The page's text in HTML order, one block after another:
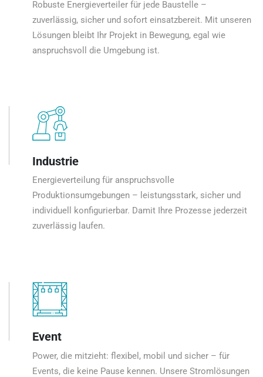
Robuste Energieverteiler für jede Baustelle –
zuverlässig, sicher und sofort einsatzbereit. Mit unseren
Lösungen bleibt Ihr Projekt in Bewegung, egal wie
anspruchsvoll die Umgebung ist.
Industrie
Energieverteilung für anspruchsvolle
Produktionsumgebungen – leistungsstark, sicher und
individuell konfigurierbar. Damit Ihre Prozesse jederzeit
zuverlässig laufen.
Event
Power, die mitzieht: flexibel, mobil und sicher – für
Events, die keine Pause kennen. Unsere Stromlösungen